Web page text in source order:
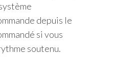
depuis le
si vous
soutenu.